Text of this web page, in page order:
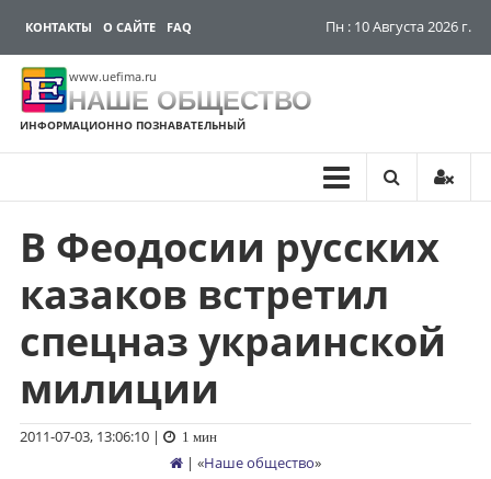
КОНТАКТЫ О САЙТЕ FAQ Пн : 10 Августа 2026 г.
www.uefima.ru
НАШЕ ОБЩЕСТВО
ИНФОРМАЦИОННО ПОЗНАВАТЕЛЬНЫЙ
Перейти
содержимому
В Феодосии русских
казаков встретил
спецназ украинской
милиции
2011-07-03, 13:06:10| 1 мин
| «Наше общество»